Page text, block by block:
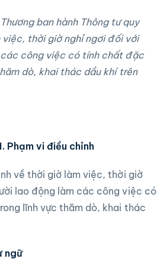
ban hành Thông tư quy
thời giờ nghỉ ngơi đối với
công việc có tính chất đặc
dò, khai thác dầu khí trên
Phạm vi điều chỉnh
về thời giờ làm việc, thời giờ
lao động làm các công việc có
lĩnh vực thăm dò, khai thác
ngữ